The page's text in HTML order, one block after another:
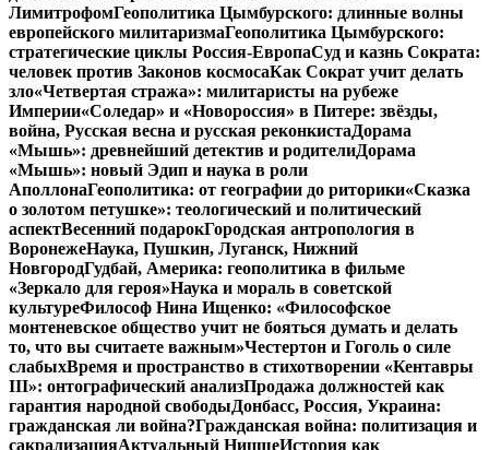
ЛимитрофомГеополитика Цымбурского: длинные волны
европейского милитаризмаГеополитика Цымбурского:
стратегические циклы Россия-ЕвропаСуд и казнь Сократа:
человек против Законов космосаКак Сократ учит делать
зло«Четвертая стража»: милитаристы на рубеже
Империи«Соледар» и «Новороссия» в Питере: звёзды,
война, Русская весна и русская реконкистаДорама
«Мышь»: древнейший детектив и родителиДорама
«Мышь»: новый Эдип и наука в роли
АполлонаГеополитика: от географии до риторики«Сказка
о золотом петушке»: теологический и политический
аспектВесенний подарокГородская антропология в
ВоронежеНаука, Пушкин, Луганск, Нижний
НовгородГудбай, Америка: геополитика в фильме
«Зеркало для героя»Наука и мораль в советской
культуреФилософ Нина Ищенко: «Философское
монтеневское общество учит не бояться думать и делать
то, что вы считаете важным»Честертон и Гоголь о силе
слабыхВремя и пространство в стихотворении «Кентавры
III»: онтографический анализПродажа должностей как
гарантия народной свободыДонбасс, Россия, Украина:
гражданская ли война?Гражданская война: политизация и
сакрализацияАктуальный НицшеИстория как